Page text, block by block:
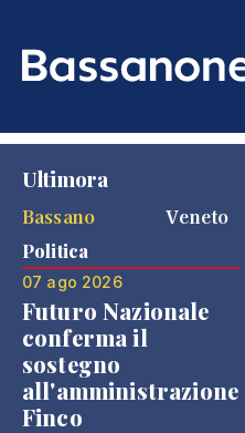
Ultimora
Bassano
Veneto
Politica
07 ago 2026
Futuro Nazionale
conferma il
sostegno
all'amministrazione
Finco